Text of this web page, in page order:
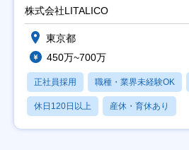
株式会社LITALICO
東京都
450万~700万
正社員採用 職種・業界未経験OK
休日120日以上 産休・育休あり